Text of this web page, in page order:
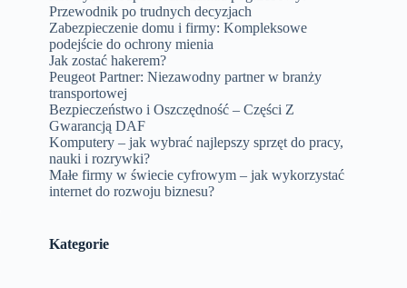
Przewodnik po trudnych decyzjach
Zabezpieczenie domu i firmy: Kompleksowe
podejście do ochrony mienia
Jak zostać hakerem?
Peugeot Partner: Niezawodny partner w branży
transportowej
Bezpieczeństwo i Oszczędność – Części Z
Gwarancją DAF
Komputery – jak wybrać najlepszy sprzęt do pracy,
nauki i rozrywki?
Małe firmy w świecie cyfrowym – jak wykorzystać
internet do rozwoju biznesu?
Kategorie